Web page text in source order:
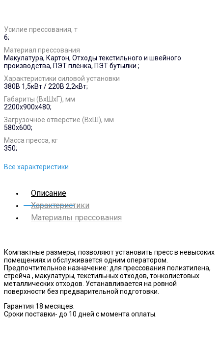
Усилие прессования, т
6;
Материал прессования
Макулатура, Картон, Отходы текстильного и швейного
производства, ПЭТ плёнка, ПЭТ бутылки ;
Характеристики силовой установки
380В 1,5кВт / 220В 2,2кВт;
Габариты (ВхШхГ), мм
2200x900x480;
Загрузочное отверстие (ВхШ), мм
580x600;
Масса пресса, кг
350;
Все характеристики
Описание
Характеристики
Материалы прессования
Компактные размеры, позволяют установить пресс в невысоких
помещениях и обслуживается одним оператором.
Предпочтительное назначение: для прессования полиэтилена,
стрейча , макулатуры, текстильных отходов, тонколистовых
металлических отходов. Устанавливается на ровной
поверхности без предварительной подготовки.
Гарантия 18 месяцев.
Сроки поставки- до 10 дней с момента оплаты.